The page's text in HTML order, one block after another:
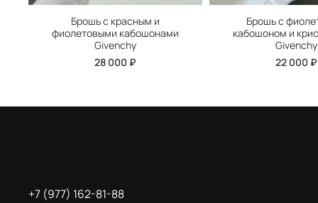
Брошь с красным и
фиолетовыми кабошонами
Givenchy
28 000 ₽
Брошь с
кабошоном и
Givenchy
22 000 ₽
+7 (977) 162-81-88